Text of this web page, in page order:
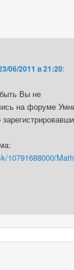
06/2011 в 21:20:
Вы не
на форуме
10791688000/